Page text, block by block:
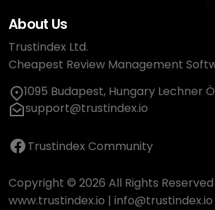
About Us
Trustindex Ltd.
Cheapest Review Management
1095 Budapest, Hungary Lechner
support@trustindex.io
Trustindex Community
Copyright © 2026 All Rights Reserved
www.trustindex.io | info@trustindex.io